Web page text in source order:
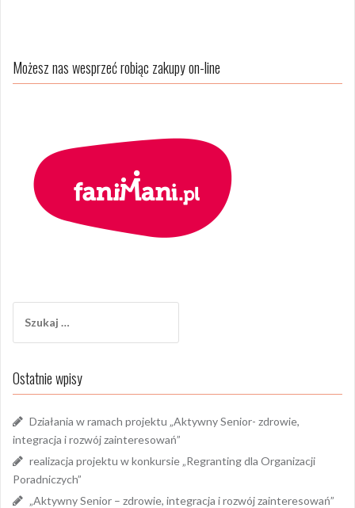
Możesz nas wesprzeć robiąc zakupy on-line
Ostatnie wpisy
Działania w ramach projektu „Aktywny Senior- zdrowie,
integracja i rozwój zainteresowań”
realizacja projektu w konkursie „Regranting dla Organizacji
Poradniczych”
„Aktywny Senior – zdrowie, integracja i rozwój zainteresowań”